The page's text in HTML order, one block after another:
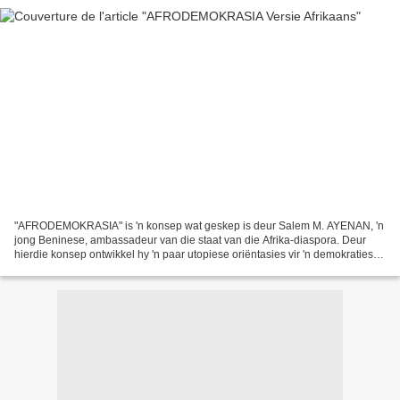
"AFRODEMOKRASIA" is 'n konsep wat geskep is deur Salem M. AYENAN, 'n
jong Beninese, ambassadeur van die staat van die Afrika-diaspora. Deur
hierdie konsep ontwikkel hy 'n paar utopiese oriëntasies vir 'n demokratiese